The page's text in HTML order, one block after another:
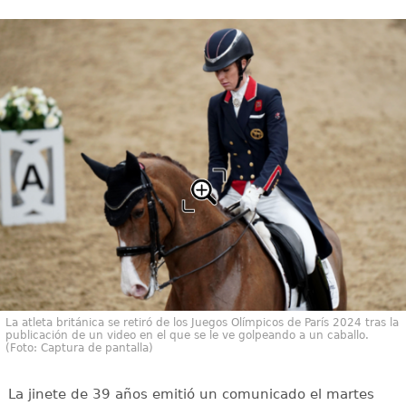
La atleta británica se retiró de los Juegos Olímpicos de París 2024 tras la
publicación de un video en el que se le ve golpeando a un caballo.
(Foto: Captura de pantalla)
La jinete de 39 años emitió un comunicado el martes